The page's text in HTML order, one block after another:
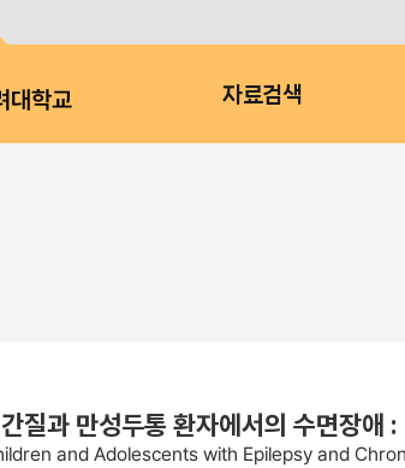
대학교 자료검색
간질과 만성두통 환자에서의 수
and Adolescents with Epilepsy and